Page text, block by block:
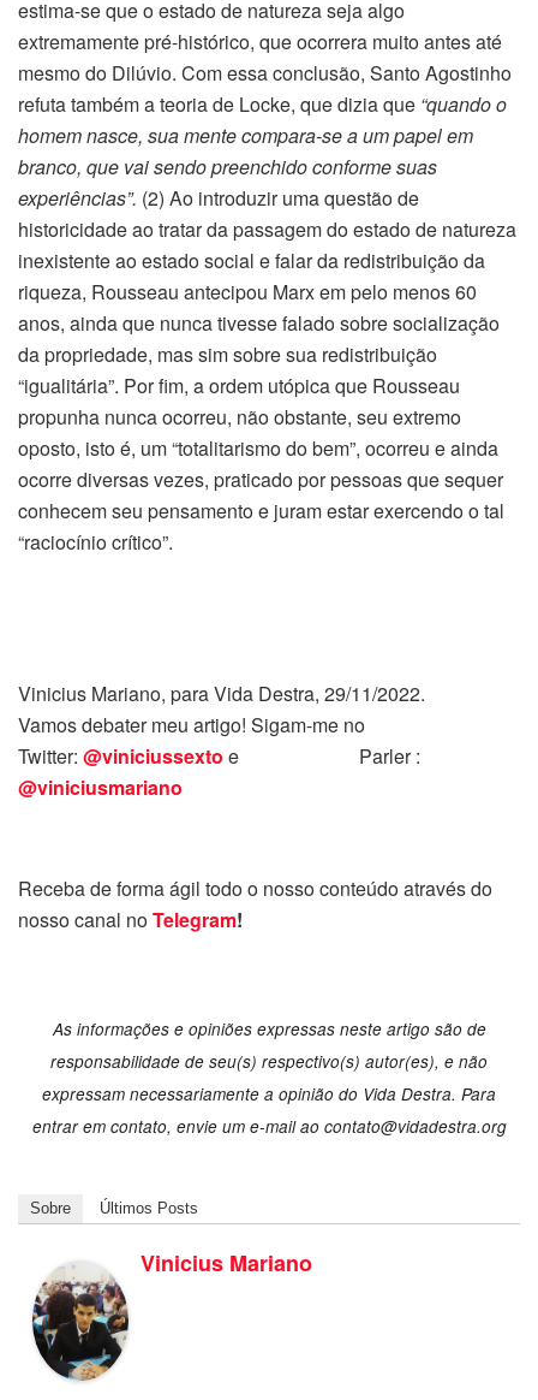
estima-se que o estado de natureza seja algo
extremamente pré-histórico, que ocorrera muito antes até
mesmo do Dilúvio. Com essa conclusão, Santo Agostinho
refuta também a teoria de Locke, que dizia que “quando o
homem nasce, sua mente compara-se a um papel em
branco, que vai sendo preenchido conforme suas
experiências”. (2) Ao introduzir uma questão de
historicidade ao tratar da passagem do estado de natureza
inexistente ao estado social e falar da redistribuição da
riqueza, Rousseau antecipou Marx em pelo menos 60
anos, ainda que nunca tivesse falado sobre socialização
da propriedade, mas sim sobre sua redistribuição
“igualitária”. Por fim, a ordem utópica que Rousseau
propunha nunca ocorreu, não obstante, seu extremo
oposto, isto é, um “totalitarismo do bem”, ocorreu e ainda
ocorre diversas vezes, praticado por pessoas que sequer
conhecem seu pensamento e juram estar exercendo o tal
“raciocínio crítico”.
Vinicius Mariano, para Vida Destra, 29/11/2022.
Vamos debater meu artigo! Sigam-me no
Twitter: @viniciussexto e Parler :
@viniciusmariano
Receba de forma ágil todo o nosso conteúdo através do
nosso canal noTelegram!
As informações e opiniões expressas neste artigo são de
responsabilidade de seu(s) respectivo(s) autor(es), e não
expressam necessariamente a opinião do Vida Destra. Para
entrar em contato, envie um e-mail ao contato@vidadestra.org
Sobre Últimos Posts
Vinicius Mariano